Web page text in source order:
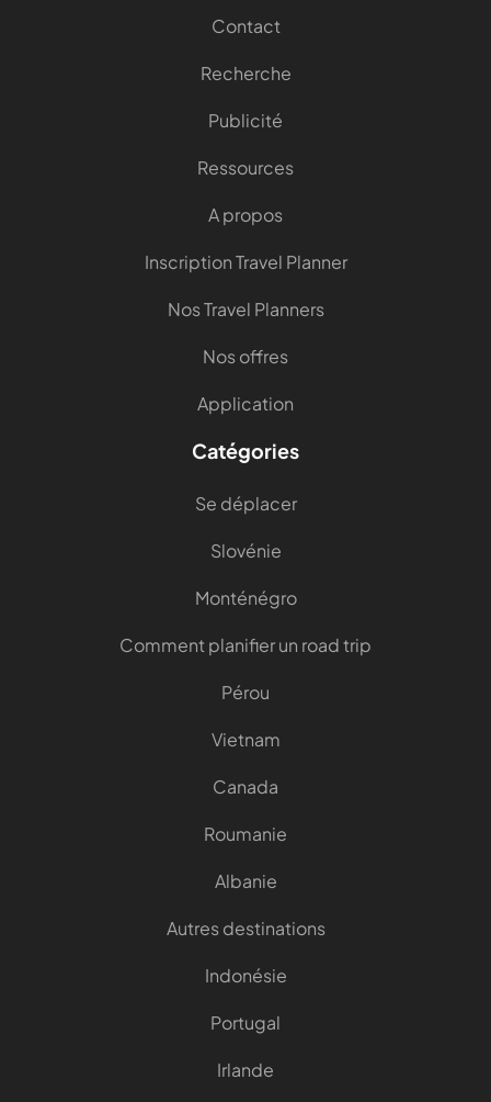
Contact
Recherche
Publicité
Ressources
A propos
Inscription Travel Planner
Nos Travel Planners
Nos offres
Application
Catégories
Se déplacer
Slovénie
Monténégro
Comment planifier un road trip
Pérou
Vietnam
Canada
Roumanie
Albanie
Autres destinations
Indonésie
Portugal
Irlande